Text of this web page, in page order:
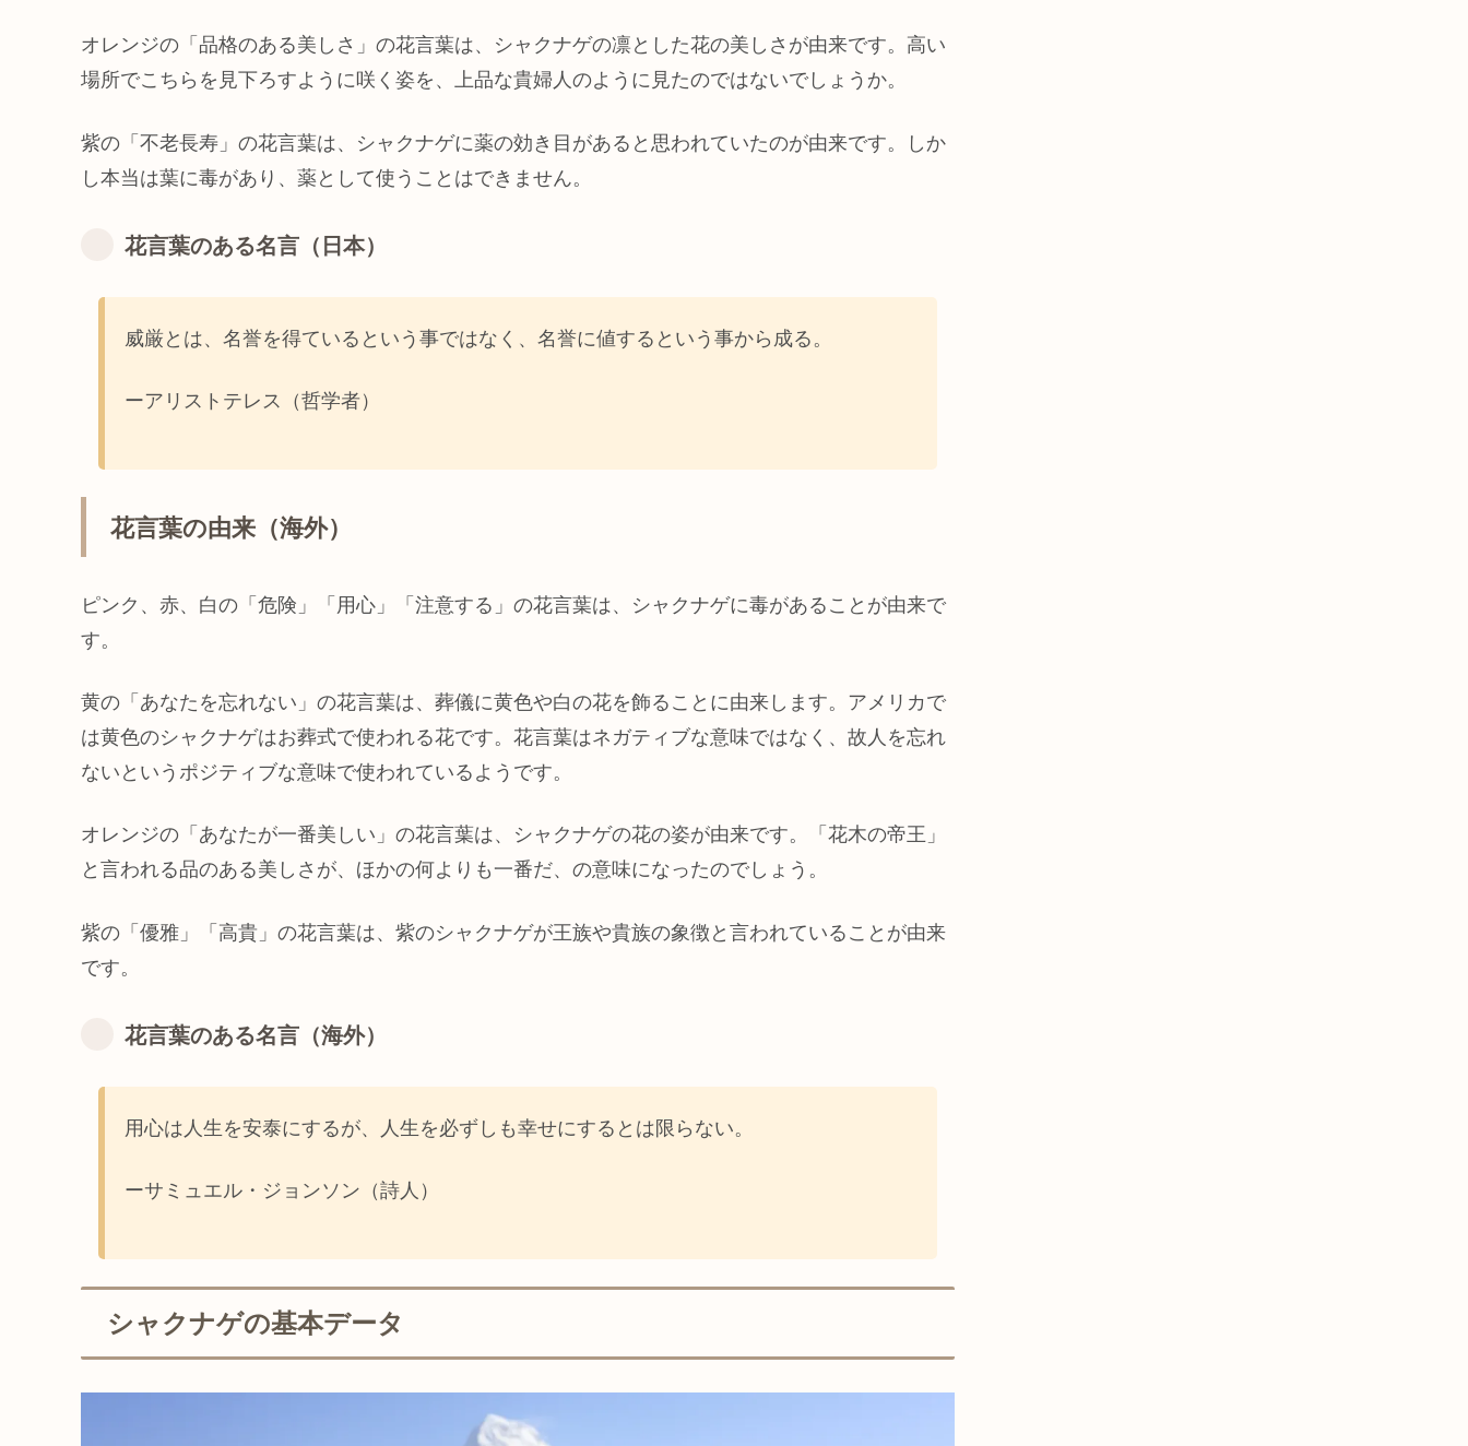
オレンジの「品格のある美しさ」の花言葉は、シャクナゲの凛とした花の美しさが由来です。高い
場所でこちらを見下ろすように咲く姿を、上品な貴婦人のように見たのではないでしょうか。
紫の「不老長寿」の花言葉は、シャクナゲに薬の効き目があると思われていたのが由来です。しか
し本当は葉に毒があり、薬として使うことはできません。
花言葉のある名言（日本）
威厳とは、名誉を得ているという事ではなく、名誉に値するという事から成る。
ーアリストテレス（哲学者）
花言葉の由来（海外）
ピンク、赤、白の「危険」「用心」「注意する」の花言葉は、シャクナゲに毒があることが由来で
す。
黄の「あなたを忘れない」の花言葉は、葬儀に黄色や白の花を飾ることに由来します。アメリカで
は黄色のシャクナゲはお葬式で使われる花です。花言葉はネガティブな意味ではなく、故人を忘れ
ないというポジティブな意味で使われているようです。
オレンジの「あなたが一番美しい」の花言葉は、シャクナゲの花の姿が由来です。「花木の帝王」
と言われる品のある美しさが、ほかの何よりも一番だ、の意味になったのでしょう。
紫の「優雅」「高貴」の花言葉は、紫のシャクナゲが王族や貴族の象徴と言われていることが由来
です。
花言葉のある名言（海外）
用心は人生を安泰にするが、人生を必ずしも幸せにするとは限らない。
ーサミュエル・ジョンソン（詩人）
シャクナゲの基本データ